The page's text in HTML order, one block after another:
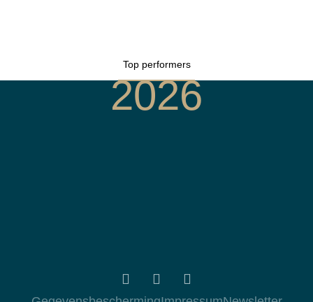
Top performers
2026